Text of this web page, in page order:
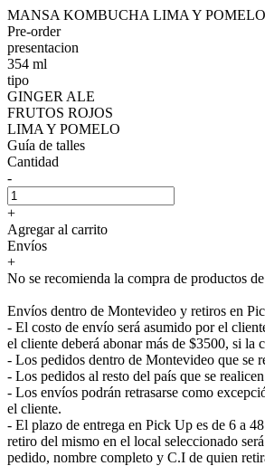
MANSA KOMBUCHA LIMA Y
Pre-order
presentacion
354 ml
tipo
GINGER ALE
FRUTOS ROJOS
LIMA Y POMELO
Guía de talles
Cantidad
-
+
Agregar al carrito
Envíos
+
No se recomienda la compra de productos
Envíos dentro de Montevideo y retiros en
- El costo de envío será asumido por el
el cliente deberá abonar más de $3500, si
- Los pedidos dentro de Montevideo que se
- Los pedidos al resto del país que se
- Los envíos podrán retrasarse como
el cliente.
- El plazo de entrega en Pick Up es de 6 a
retiro del mismo en el local seleccionado
pedido, nombre completo y C.I de quien